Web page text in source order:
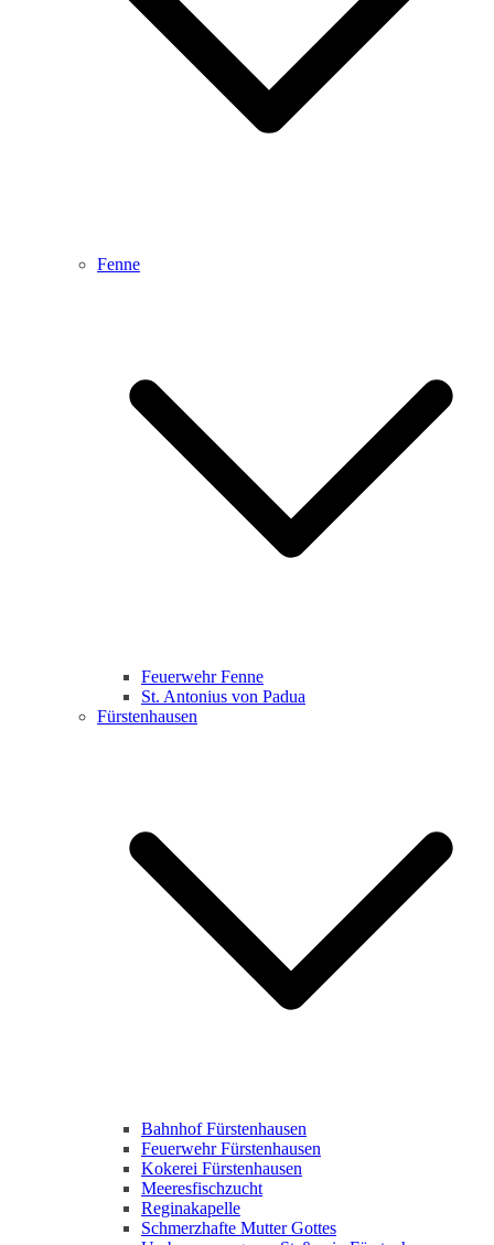
Fenne
Feuerwehr Fenne
St. Antonius von Padua
Fürstenhausen
Bahnhof Fürstenhausen
Feuerwehr Fürstenhausen
Kokerei Fürstenhausen
Meeresfischzucht
Reginakapelle
Schmerzhafte Mutter Gottes